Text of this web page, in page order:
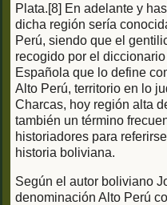
Plata.[8] En adelante y
dicha región sería
Perú, siendo que el
recogido por el
Española que lo define
Alto Perú, territorio en lo
Charcas, hoy región alta
también un término
historiadores para
historia boliviana.
Según el autor boliviano
denominación Alto Perú